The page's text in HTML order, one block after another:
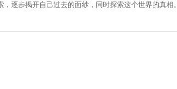
逐步揭开自己过去的面纱，同时探索这个世界的真相。